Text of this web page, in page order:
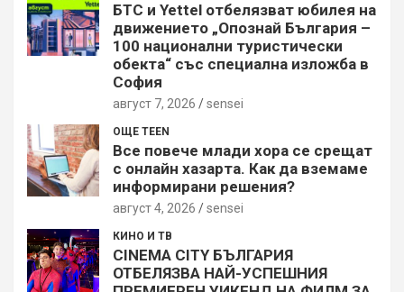
БТС и Yettel отбелязват юбилея на
движението „Опознай България –
100 национални туристически
обекта“ със специална изложба в
София
август 7, 2026 sensei
ОЩЕ TEEN
Все повече млади хора се срещат
с онлайн хазарта. Как да вземаме
информирани решения?
август 4, 2026 sensei
КИНО И ТВ
CINEMA CITY БЪЛГАРИЯ
ОТБЕЛЯЗВА НАЙ-УСПЕШНИЯ